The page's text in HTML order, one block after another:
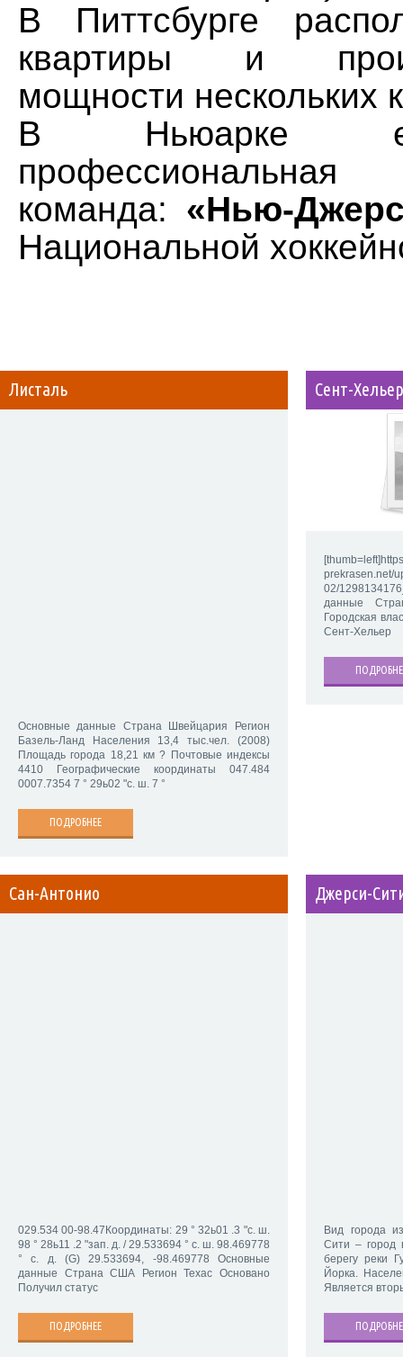
В Питтсбурге
квартиры и
мощности нескольких
В Ньюарке
команда: «Нью-
Национальной
Листаль
Основные данные Страна Швейцария Регион
Базель-Ланд Населения 13,4 тыс.чел. (2008)
Площадь города 18,21 км ? Почтовые индексы
4410 Географические координаты 047.484
0007.7354 7 ° 29ь02 "с. ш. 7 °
ПОДРОБНЕЕ
Сент-Хельер
prekrasen.net/
02/
данные
Городская
Сент-Хельер
Сан-Антонио
029.534 00-98.47Координаты: 29 ° 32ь01 .3 "с. ш.
98 ° 28ь11 .2 "зап. д. / 29.533694 ° с. ш. 98.469778
° с. д. (G) 29.533694, -98.469778 Основные
данные Страна США Регион Техас Основано
Получил статус
ПОДРОБНЕЕ
Джерси-
Вид города
Сити – город
берегу реки
Йорка.
Является